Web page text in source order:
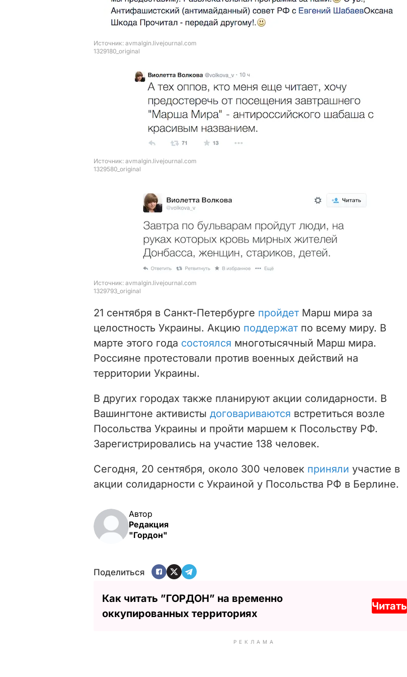
21 сентября в Санкт-Петербурге пройдет Марш мира за
целостность Украины. Акцию поддержат по всему миру. В
марте этого года состоялся многотысячный Марш мира.
Россияне протестовали против военных действий на
территории Украины.
В других городах также планируют акции солидарности. В
Вашингтоне активисты договариваются встретиться возле
Посольства Украины и пройти маршем к Посольству РФ.
Зарегистрировались на участие 138 человек.
Сегодня, 20 сентября, около 300 человек приняли участие в
акции солидарности с Украиной у Посольства РФ в Берлине.
Автор
Редакция
"Гордон"
Поделиться
Как читать ”ГОРДОН” на временно
оккупированных территориях
Читать
РЕКЛАМА